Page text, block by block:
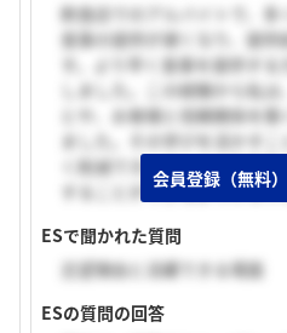
飲食店でのアルバイトで、多
食事の提供が遅くなり、提供
す。より早く食事を提供す
しました。この経験から私
とや、お客様と信頼関係を
ました。その学びを活かすこ
く削減でき、ピークの時間
することができるようにな
ESで聞かれた質問
志望理由と活躍できる場面
ESの質問の回答
会員登録（無料